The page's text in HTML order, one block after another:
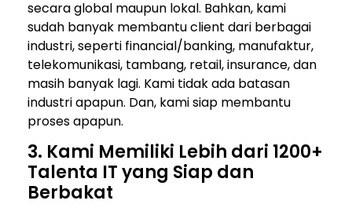
secara global maupun lokal. Bahkan, kami
sudah banyak membantu client dari berbagai
industri, seperti financial/banking, manufaktur,
telekomunikasi, tambang, retail, insurance, dan
masih banyak lagi. Kami tidak ada batasan
industri apapun. Dan, kami siap membantu
proses apapun.
3. Kami Memiliki Lebih dari 1200+
Talenta IT yang Siap dan
Berbakat